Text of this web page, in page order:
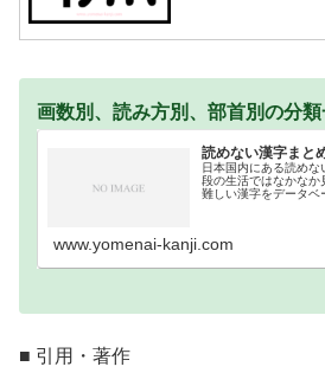
画数別、読み方別、部首別の分類
読めない漢字まと
日本国内にある読め
段の生活ではなかなか
難しい漢字をデータベ
www.yomenai-kanji.com
■ 引用・著作